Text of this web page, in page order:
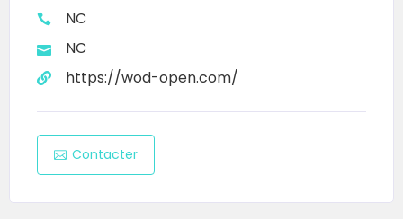
NC
NC
https://wod-open.com/
Contacter